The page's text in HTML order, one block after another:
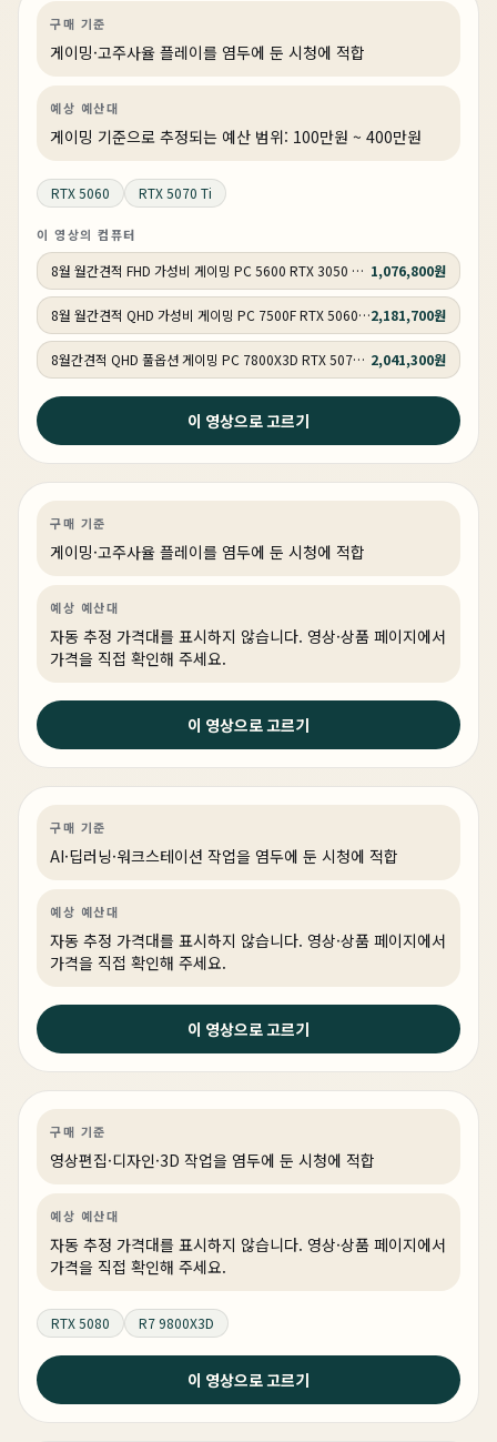
구매 기준
게이밍·고주사율 플레이를 염두에 둔 시청에 적합
예상 예산대
게이밍 기준으로 추정되는 예산 범위: 100만원 ~ 400만원
RTX 5060 RTX 5070 Ti
이 영상의 컴퓨터
8월 월간견적 FHD 가성비 게이밍 PC 5600 RTX 3050 GY513 1,076,800원
8월 월간견적 QHD 가성비 게이밍 PC 7500F RTX 5060 GY5142,181,700원
8월간견적 QHD 풀옵션 게이밍 PC 7800X3D RTX 5070 GY515 2,041,300원
이 영상으로 고르기
1주 전
쇼파 게이밍의 정답 찾았다 | 스팀 OS PC 구성 방법
구매 기준
게이밍·고주사율 플레이를 염두에 둔 시청에 적합
예상 예산대
자동 추정 가격대를 표시하지 않습니다. 영상·상품 페이지에서
가격을 직접 확인해 주세요.
이 영상으로 고르기
AI·딥러닝
2주 전
현존최강 9955WX에 5090 두개 ! 뭐하냐고 ? Ai 인 공 지
능 !!
구매 기준
AI·딥러닝·워크스테이션 작업을 염두에 둔 시청에 적합
예상 예산대
자동 추정 가격대를 표시하지 않습니다. 영상·상품 페이지에서
가격을 직접 확인해 주세요.
이 영상으로 고르기
영상편집·디자인
3주 전
9800X3D + RTX 5080 화이트 빌드의 정답 #pcbuild
#rgb
구매 기준
영상편집·디자인·3D 작업을 염두에 둔 시청에 적합
예상 예산대
자동 추정 가격대를 표시하지 않습니다. 영상·상품 페이지에서
가격을 직접 확인해 주세요.
RTX 5080 R7 9800X3D
이 영상으로 고르기
3주 전
블랙 앤 화이트 투톤 튜닝의 정석! #pcbuild #블랙앤화
이트 #게이밍pc